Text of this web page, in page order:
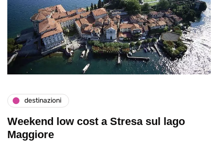
destinazioni
Weekend low cost a Stresa sul lago
Maggiore